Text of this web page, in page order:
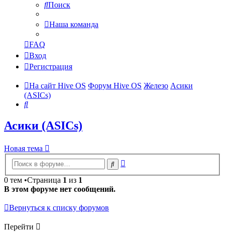
Поиск
Наша команда
FAQ
Вход
Регистрация
На сайт Hive OS Форум Hive OS Железо Асики
(ASICs)
Поиск
Асики (ASICs)
Новая тема
Поиск
0 тем •Страница 1 из 1
В этом форуме нет сообщений.
Вернуться к списку форумов
Перейти